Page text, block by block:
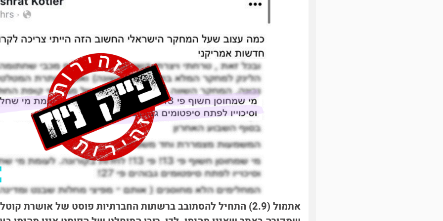
אתמול (2.9) התחיל להסתובב ברשתות החברתיות פוסט של אושרת